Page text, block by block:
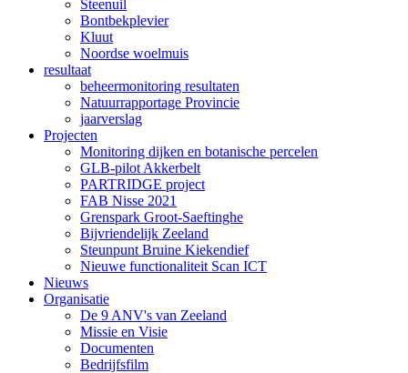
Steenuil
Bontbekplevier
Kluut
Noordse woelmuis
resultaat
beheermonitoring resultaten
Natuurrapportage Provincie
jaarverslag
Projecten
Monitoring dijken en botanische percelen
GLB-pilot Akkerbelt
PARTRIDGE project
FAB Nisse 2021
Grenspark Groot-Saeftinghe
Bijvriendelijk Zeeland
Steunpunt Bruine Kiekendief
Nieuwe functionaliteit Scan ICT
Nieuws
Organisatie
De 9 ANV's van Zeeland
Missie en Visie
Documenten
Bedrijfsfilm